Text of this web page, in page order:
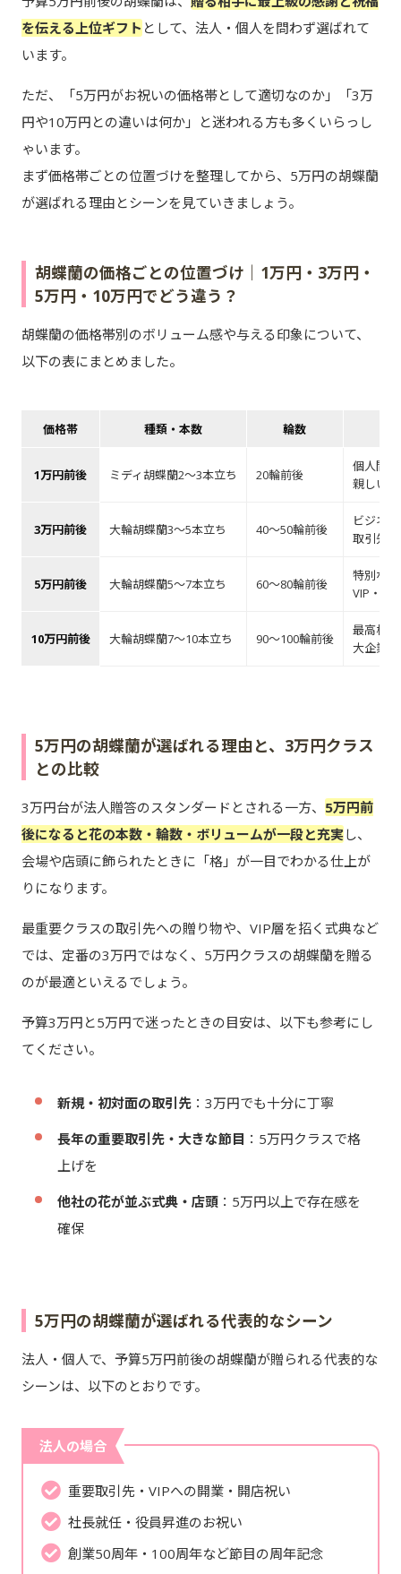
を伝える上位ギフト として、法人・個人を問わず選ばれて
います。
ただ、「5万円がお祝いの価格帯として適切なのか」「3万
円や10万円との違いは何か」と迷われる方も多くいらっし
ゃいます。
まず価格帯ごとの位置づけを整理してから、5万円の胡蝶蘭
が選ばれる理由とシーンを見ていきましょう。
胡蝶蘭の価格ごとの位置づけ｜1万円・3万円・
5万円・10万円でどう違う？
胡蝶蘭の価格帯別のボリューム感や与える印象について、
以下の表にまとめました。
価格帯 種類・本数 輪数
1万円前後 ミディ胡蝶蘭2～3本立ち 20輪前後
個人間
親しい
3万円前後 大輪胡蝶蘭3～5本立ち 40～50輪前後
ビジネ
取引先
5万円前後 大輪胡蝶蘭5～7本立ち 60～80輪前後
特別な
VIP・重
10万円前後 大輪胡蝶蘭7～10本立ち 90～100輪前後
最高格
大企業
5万円の胡蝶蘭が選ばれる理由と、3万円クラス
との比較
3万円台が法人贈答のスタンダードとされる一方、 5万円前
後になると花の本数・輪数・ボリュームが一段と充実し、
会場や店頭に飾られたときに「格」が一目でわかる仕上が
りになります。
最重要クラスの取引先への贈り物や、VIP層を招く式典など
では、定番の3万円ではなく、5万円クラスの胡蝶蘭を贈る
のが最適といえるでしょう。
予算3万円と5万円で迷ったときの目安は、以下も参考にし
てください。
新規・初対面の取引先：3万円でも十分に丁寧
長年の重要取引先・大きな節目 ：5万円クラスで格
上げを
他社の花が並ぶ式典・店頭：5万円以上で存在感を
確保
5万円の胡蝶蘭が選ばれる代表的なシーン
法人・個人で、予算5万円前後の胡蝶蘭が贈られる代表的な
シーンは、以下のとおりです。
法人の場合
重要取引先・VIPへの開業・開店祝い
社長就任・役員昇進のお祝い
創業50周年・100周年など節目の周年記念